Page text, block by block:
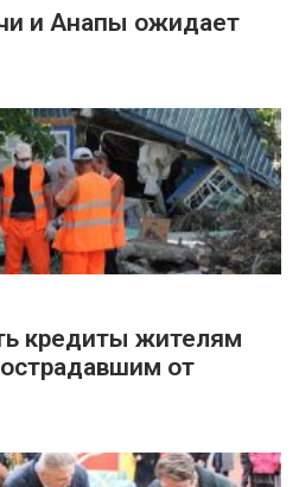
и Анапы ожидает
кредиты жителям
от